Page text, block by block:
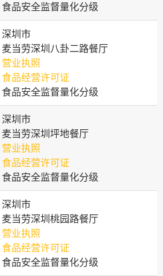
食品安全监督量化分级
深圳市
麦当劳深圳八卦二路餐厅
营业执照
食品经营许可证
食品安全监督量化分级
深圳市
麦当劳深圳坪地餐厅
营业执照
食品经营许可证
食品安全监督量化分级
深圳市
麦当劳深圳桃园路餐厅
营业执照
食品经营许可证
食品安全监督量化分级